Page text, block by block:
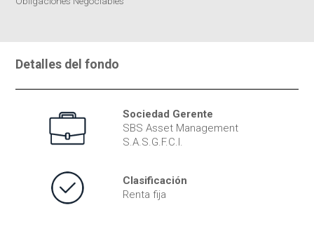
Detalles del fondo
Sociedad Gerente
SBS Asset Management
S.A.S.G.F.C.I.
Clasificación
Renta fija